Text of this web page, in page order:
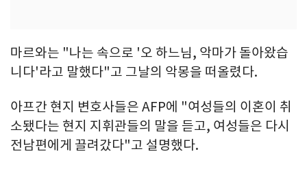
마르와는 "나는 속으로 '오 하느님, 악마가 돌아왔습
니다'라고 말했다"고 그날의 악몽을 떠올렸다.
아프간 현지 변호사들은 AFP에 "여성들의 이혼이 취
소됐다는 현지 지휘관들의 말을 듣고, 여성들은 다시
전남편에게 끌려갔다"고 설명했다.